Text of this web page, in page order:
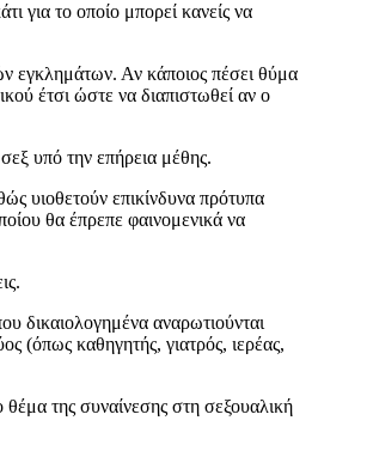
για το οποίο μπορεί κανείς να
εγκλημάτων. Αν κάποιος πέσει θύμα
έτσι ώστε να διαπιστωθεί αν ο
υπό την επήρεια μέθης.
υιοθετούν επικίνδυνα πρότυπα
θα έπρεπε φαινομενικά να
δικαιολογημένα αναρωτιούνται
(όπως καθηγητής, γιατρός, ιερέας,
θέμα της συναίνεσης στη σεξουαλική